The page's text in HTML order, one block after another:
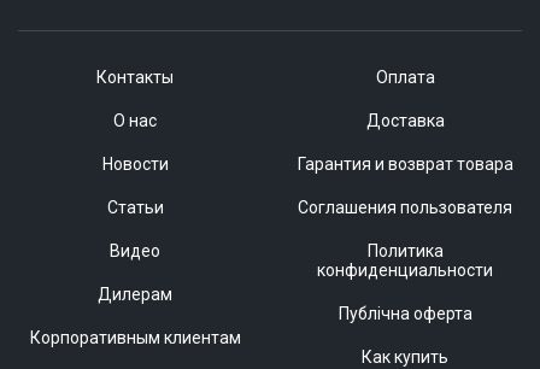
Контакты
О нас
Новости
Статьи
Видео
Дилерам
Корпоративным клиентам
Оплата
Доставка
Гарантия и возврат товара
Соглашения пользователя
Политика
конфиденциальности
Публічна оферта
Как купить